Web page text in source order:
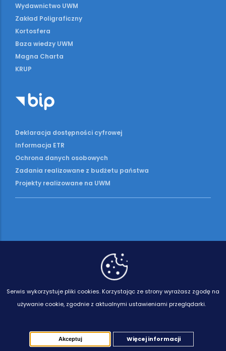
Wydawnictwo UWM
Zakład Poligraficzny
Kortosfera
Baza wiedzy UWM
Magna Charta
KRUP
Deklaracja dostępności cyfrowej
Informacja ETR
Ochrona danych osobowych
Zadania realizowane z budżetu państwa
Projekty realizowane na UWM
Serwis wykorzystuje pliki cookies. Korzystając ze strony wyrażasz zgodę na
używanie cookie, zgodnie z aktualnymi ustawieniami przeglądarki.
Akceptuj Więcej informacji